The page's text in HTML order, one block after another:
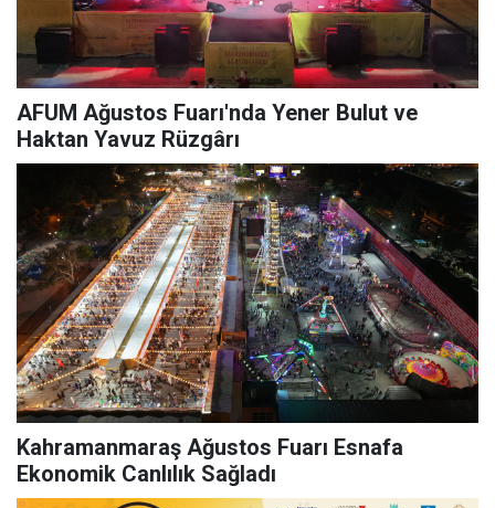
AFUM Ağustos Fuarı'nda Yener Bulut ve
Haktan Yavuz Rüzgârı
Kahramanmaraş Ağustos Fuarı Esnafa
Ekonomik Canlılık Sağladı